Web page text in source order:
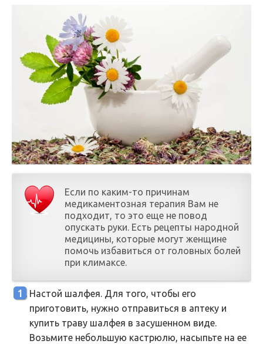
Если по каким-то причинам
медикаментозная терапия Вам не
подходит, то это еще не повод
опускать руки. Есть рецепты народной
медицины, которые могут женщине
помочь избавиться от головных болей
при климаксе.
Настой шалфея. Для того, чтобы его
приготовить, нужно отправиться в аптеку и
купить траву шалфея в засушенном виде.
Возьмите небольшую кастрюлю, насыпьте на ее